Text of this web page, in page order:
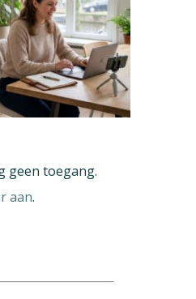
geen toegang.
aan.